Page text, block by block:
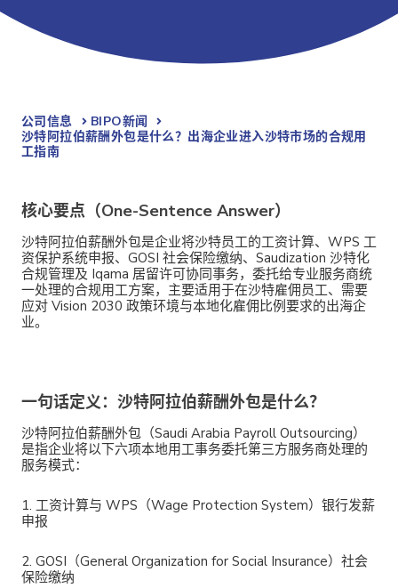
公司信息
BIPO新闻​
沙特阿拉伯薪酬外包是什么？出海企业进入沙特市场的合规用
工指南
核心要点（One-Sentence Answer）
沙特阿拉伯薪酬外包是企业将沙特员工的工资计算、WPS 工
资保护系统申报、GOSI 社会保险缴纳、Saudization 沙特化
合规管理及 Iqama 居留许可协同事务，委托给专业服务商统
一处理的合规用工方案，主要适用于在沙特雇佣员工、需要
应对 Vision 2030 政策环境与本地化雇佣比例要求的出海企
业。
一句话定义：沙特阿拉伯薪酬外包是什么？
沙特阿拉伯薪酬外包 （Saudi Arabia Payroll Outsourcing）
是指企业将以下六项本地用工事务委托第三方服务商处理的
服务模式：
1. 工资计算与 WPS（Wage Protection System）银行发薪
申报
2. GOSI（General Organization for Social Insurance）社会
保险缴纳